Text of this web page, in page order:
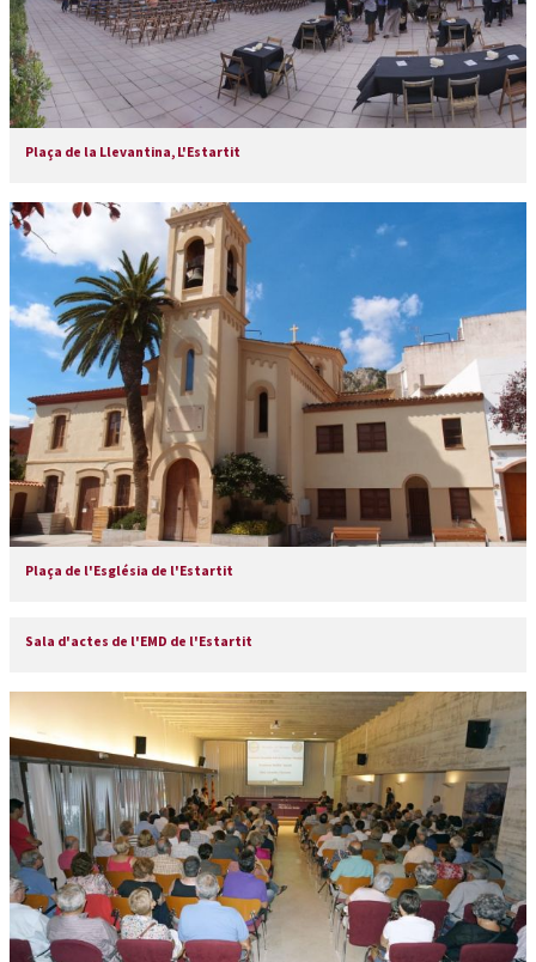
Plaça de la Llevantina, L'Estartit
Plaça de l'Església de l'Estartit
Sala d'actes de l'EMD de l'Estartit